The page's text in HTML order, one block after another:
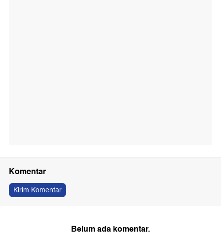
Komentar
Kirim Komentar
Belum ada komentar.